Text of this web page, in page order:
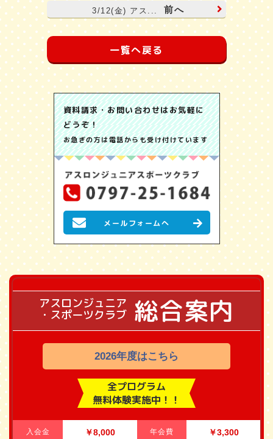
3/12(金) アス... 前へ
一覧へ戻る
資料請求・お問い合わせはお気軽に
どうぞ！
お急ぎの方は電話からも受け付けています
メールフォームへ
アスロンジュニア
・スポーツクラブ 総合案内
2026年度はこちら
全プログラム
無料体験実施中！！
入会金 ￥8,000 年会費 ￥3,300